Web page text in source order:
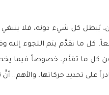
يَبطل كل شيء دونه، فلا
ما تقدَّم يتم اللجوء إليه
كل ما تقدَّم، خصوصاً فيما يخص
على تحديد حركاتها، والأهم..